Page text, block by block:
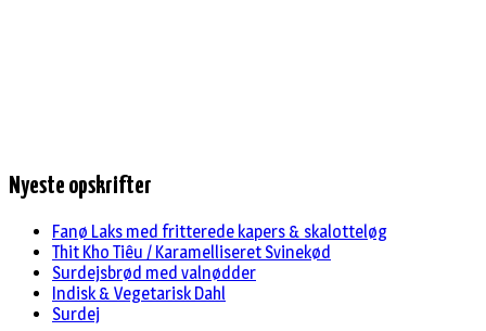
Nyeste opskrifter
Fanø Laks med fritterede kapers & skalotteløg
Thit Kho Tiêu / Karamelliseret Svinekød
Surdejsbrød med valnødder
Indisk & Vegetarisk Dahl
Surdej